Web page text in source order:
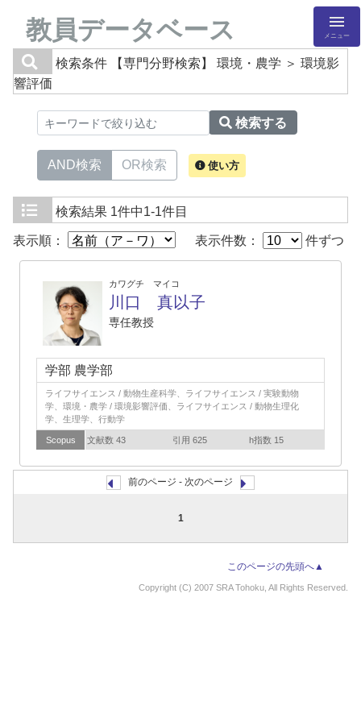
教員データベース メニュー
検索条件
【専門分野検索】 環境・農学 ＞ 環境影
響評価
検索する
AND検索 OR検索 使い方
検索結果 1件中1-1件目
表示順： 表示件数： 件ずつ
カワグチ マイコ
川口 真以子
専任教授
学部 農学部
ライフサイエンス / 動物生産科学、ライフサイエンス / 実験動物
学、環境・農学 / 環境影響評価、ライフサイエンス / 動物生理化
学、生理学、行動学
Scopus 文献数 43 引用 625 h指数 15
前のページ - 次のページ
1
このページの先頭へ▲
Copyright (C) 2007 SRA Tohoku, All Rights Reserved.